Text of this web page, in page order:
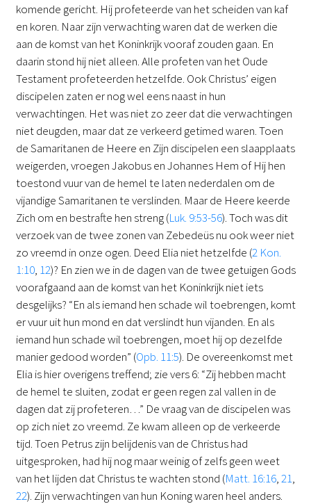
komende gericht. Hij profeteerde van het scheiden van kaf
en koren. Naar zijn verwachting waren dat de werken die
aan de komst van het Koninkrijk vooraf zouden gaan. En
daarin stond hij niet alleen. Alle profeten van het Oude
Testament profeteerden hetzelfde. Ook Christus’ eigen
discipelen zaten er nog wel eens naast in hun
verwachtingen. Het was niet zo zeer dat die verwachtingen
niet deugden, maar dat ze verkeerd getimed waren. Toen
de Samaritanen de Heere en Zijn discipelen een slaapplaats
weigerden, vroegen Jakobus en Johannes Hem of Hij hen
toestond vuur van de hemel te laten nederdalen om de
vijandige Samaritanen te verslinden. Maar de Heere keerde
Zich om en bestrafte hen streng (Luk. 9:53-56). Toch was dit
verzoek van de twee zonen van Zebedeüs nu ook weer niet
zo vreemd in onze ogen. Deed Elia niet hetzelfde (2 Kon.
1:10, 12)? En zien we in de dagen van de twee getuigen Gods
voorafgaand aan de komst van het Koninkrijk niet iets
desgelijks? “En als iemand hen schade wil toebrengen, komt
er vuur uit hun mond en dat verslindt hun vijanden. En als
iemand hun schade wil toebrengen, moet hij op dezelfde
manier gedood worden” (Opb. 11:5). De overeenkomst met
Elia is hier overigens treffend; zie vers 6: “Zij hebben macht
de hemel te sluiten, zodat er geen regen zal vallen in de
dagen dat zij profeteren…” De vraag van de discipelen was
op zich niet zo vreemd. Ze kwam alleen op de verkeerde
tijd. Toen Petrus zijn belijdenis van de Christus had
uitgesproken, had hij nog maar weinig of zelfs geen weet
van het lijden dat Christus te wachten stond (Matt. 16:16,21,
22). Zijn verwachtingen van hun Koning waren heel anders.